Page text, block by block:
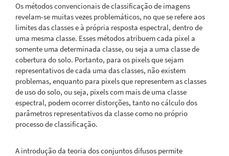
Os métodos convencionais de classificação de imagens
revelam-se muitas vezes problemáticos, no que se refere aos
limites das classes e à própria resposta espectral, dentro de
uma mesma classe. Esses métodos atribuem cada pixel a
somente uma determinada classe, ou seja a uma classe de
cobertura do solo. Portanto, para os pixels que sejam
representativos de cada uma das classes, não existem
problemas, enquanto para pixels que representem as classes
de uso do solo, ou seja, pixels com mais de uma classe
espectral, podem ocorrer distorções, tanto no cálculo dos
parâmetros representativos da classe como no próprio
processo de classificação.
A introdução da teoria dos conjuntos difusos permite